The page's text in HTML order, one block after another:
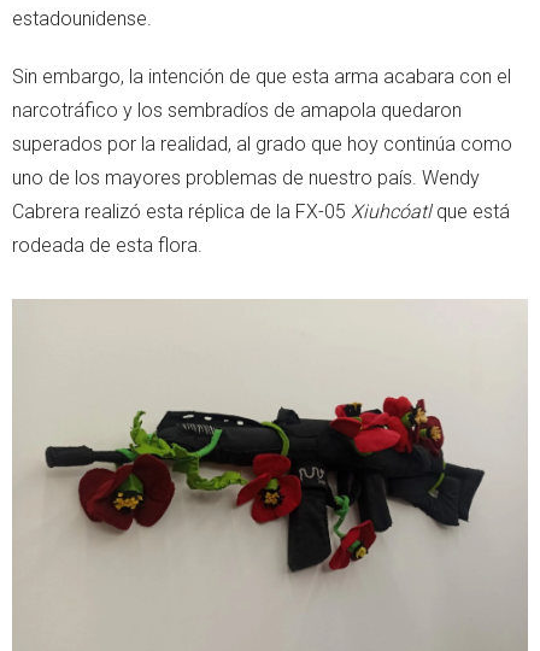
estadounidense.
Sin embargo, la intención de que esta arma acabara con el
narcotráfico y los sembradíos de amapola quedaron
superados por la realidad, al grado que hoy continúa como
uno de los mayores problemas de nuestro país. Wendy
Cabrera realizó esta réplica de la FX-05 Xiuhcóatlque está
rodeada de esta flora.